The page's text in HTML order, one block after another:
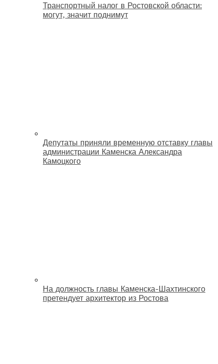
Транспортный налог в Ростовской области:
могут, значит поднимут
Депутаты приняли временную отставку главы
администрации Каменска Александра
Камоцкого
На должность главы Каменска-Шахтинского
претендует архитектор из Ростова